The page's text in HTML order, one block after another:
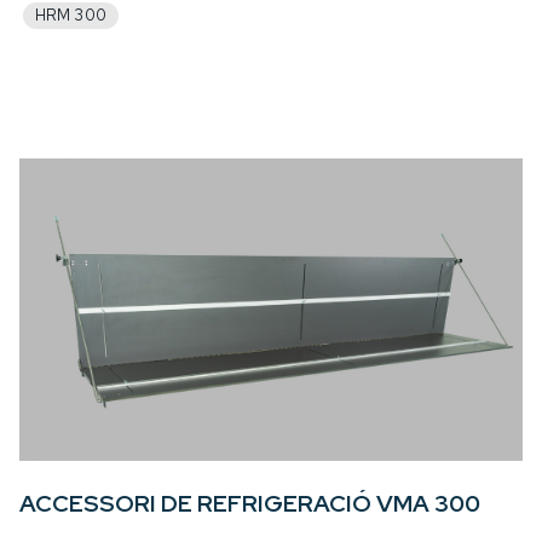
HRM 300
ACCESSORI DE REFRIGERACIÓ VMA 300